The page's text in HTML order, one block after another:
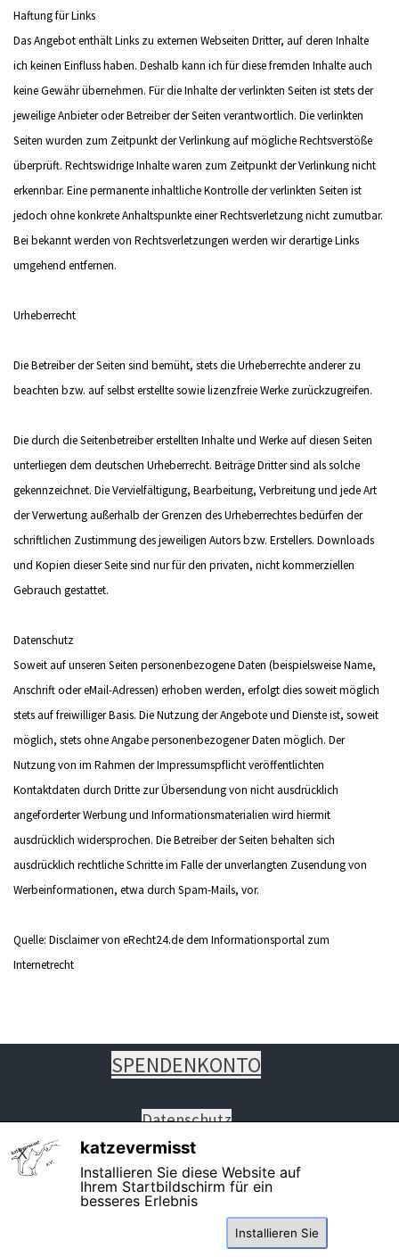
Haftung für Links
Das Angebot enthält Links zu externen Webseiten Dritter, auf deren Inhalte
ich keinen Einfluss haben. Deshalb kann ich für diese fremden Inhalte auch
keine Gewähr übernehmen. Für die Inhalte der verlinkten Seiten ist stets der
jeweilige Anbieter oder Betreiber der Seiten verantwortlich. Die verlinkten
Seiten wurden zum Zeitpunkt der Verlinkung auf mögliche Rechtsverstöße
überprüft. Rechtswidrige Inhalte waren zum Zeitpunkt der Verlinkung nicht
erkennbar. Eine permanente inhaltliche Kontrolle der verlinkten Seiten ist
jedoch ohne konkrete Anhaltspunkte einer Rechtsverletzung nicht zumutbar.
Bei bekannt werden von Rechtsverletzungen werden wir derartige Links
umgehend entfernen.
Urheberrecht
Die Betreiber der Seiten sind bemüht, stets die Urheberrechte anderer zu
beachten bzw. auf selbst erstellte sowie lizenzfreie Werke zurückzugreifen.
Die durch die Seitenbetreiber erstellten Inhalte und Werke auf diesen Seiten
unterliegen dem deutschen Urheberrecht. Beiträge Dritter sind als solche
gekennzeichnet. Die Vervielfältigung, Bearbeitung, Verbreitung und jede Art
der Verwertung außerhalb der Grenzen des Urheberrechtes bedürfen der
schriftlichen Zustimmung des jeweiligen Autors bzw. Erstellers. Downloads
und Kopien dieser Seite sind nur für den privaten, nicht kommerziellen
Gebrauch gestattet.
Datenschutz
Soweit auf unseren Seiten personenbezogene Daten (beispielsweise Name,
Anschrift oder eMail-Adressen) erhoben werden, erfolgt dies soweit möglich
stets auf freiwilliger Basis. Die Nutzung der Angebote und Dienste ist, soweit
möglich, stets ohne Angabe personenbezogener Daten möglich. Der
Nutzung von im Rahmen der Impressumspflicht veröffentlichten
Kontaktdaten durch Dritte zur Übersendung von nicht ausdrücklich
angeforderter Werbung und Informationsmaterialien wird hiermit
ausdrücklich widersprochen. Die Betreiber der Seiten behalten sich
ausdrücklich rechtliche Schritte im Falle der unverlangten Zusendung von
Werbeinformationen, etwa durch Spam-Mails, vor.
Quelle: Disclaimer von eRecht24.de dem Informationsportal zum
Internetrecht
PHONE: +49 8261 7460819 auch
SPENDENKONTO
Datenschutz
Impressum
katzevermisst
Installieren Sie diese Website auf
Ihrem Startbildschirm für ein
besseres Erlebnis
Installieren Sie
X